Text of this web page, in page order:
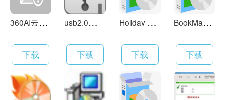
3
60AI云盘 4.0.2.1400
下载
u
sb2.0驱动 6.22
下载
H
oliday Lights 5.4
下载
B
ookManager 1.5.0
下载